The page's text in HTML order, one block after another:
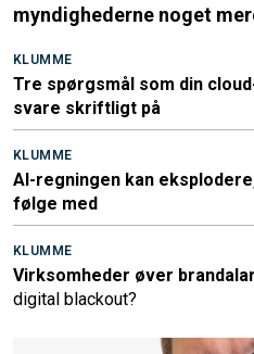
myndighederne noget
KLUMME
Tre spørgsmål som din
svare skriftligt på
KLUMME
AI-regningen kan
følge med
KLUMME
Virksomheder øver
digital blackout?